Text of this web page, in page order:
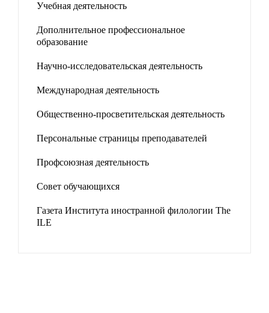
Учебная деятельность
Дополнительное профессиональное
образование
Научно-исследовательская деятельность
Международная деятельность
Общественно-просветительская деятельность
Персональные страницы преподавателей
Профсоюзная деятельность
Совет обучающихся
Газета Института иностранной филологии The
ILE